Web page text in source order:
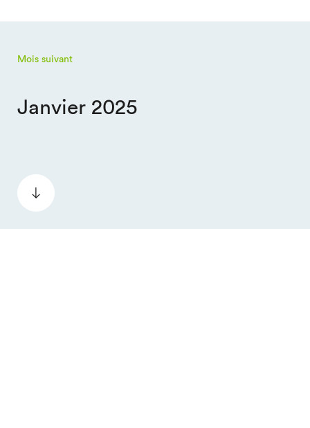
Mois suivant
Janvier 2025